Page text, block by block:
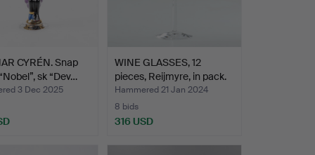
CYRÉN. Snap
sk “Dev…
3 Dec 2025
WINE GLASSES, 12
pieces, Reijmyre, in pack.
Hammered 21 Jan 2024
8 bids
316 USD